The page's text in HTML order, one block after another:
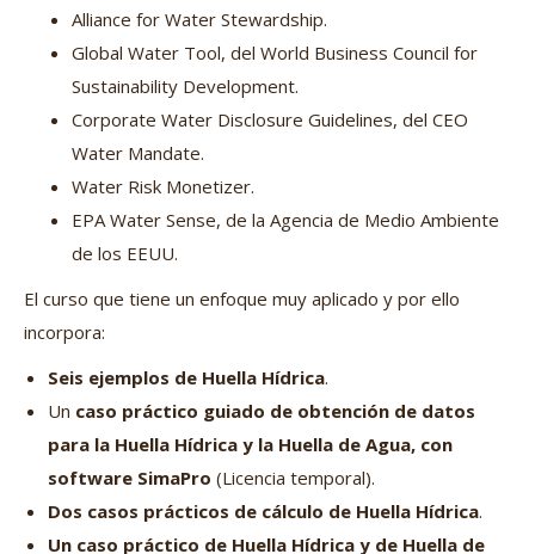
Alliance for Water Stewardship.
Global Water Tool, del World Business Council for
Sustainability Development.
Corporate Water Disclosure Guidelines, del CEO
Water Mandate.
Water Risk Monetizer.
EPA Water Sense, de la Agencia de Medio Ambiente
de los EEUU.
El curso que tiene un enfoque muy aplicado y por ello
incorpora:
Seis ejemplos de Huella Hídrica.
Un caso práctico guiado de obtención de datos
para la Huella Hídrica y la Huella de Agua, con
software SimaPro (Licencia temporal).
Dos casos prácticos de cálculo de Huella Hídrica.
Un caso práctico de Huella Hídrica y de Huella de